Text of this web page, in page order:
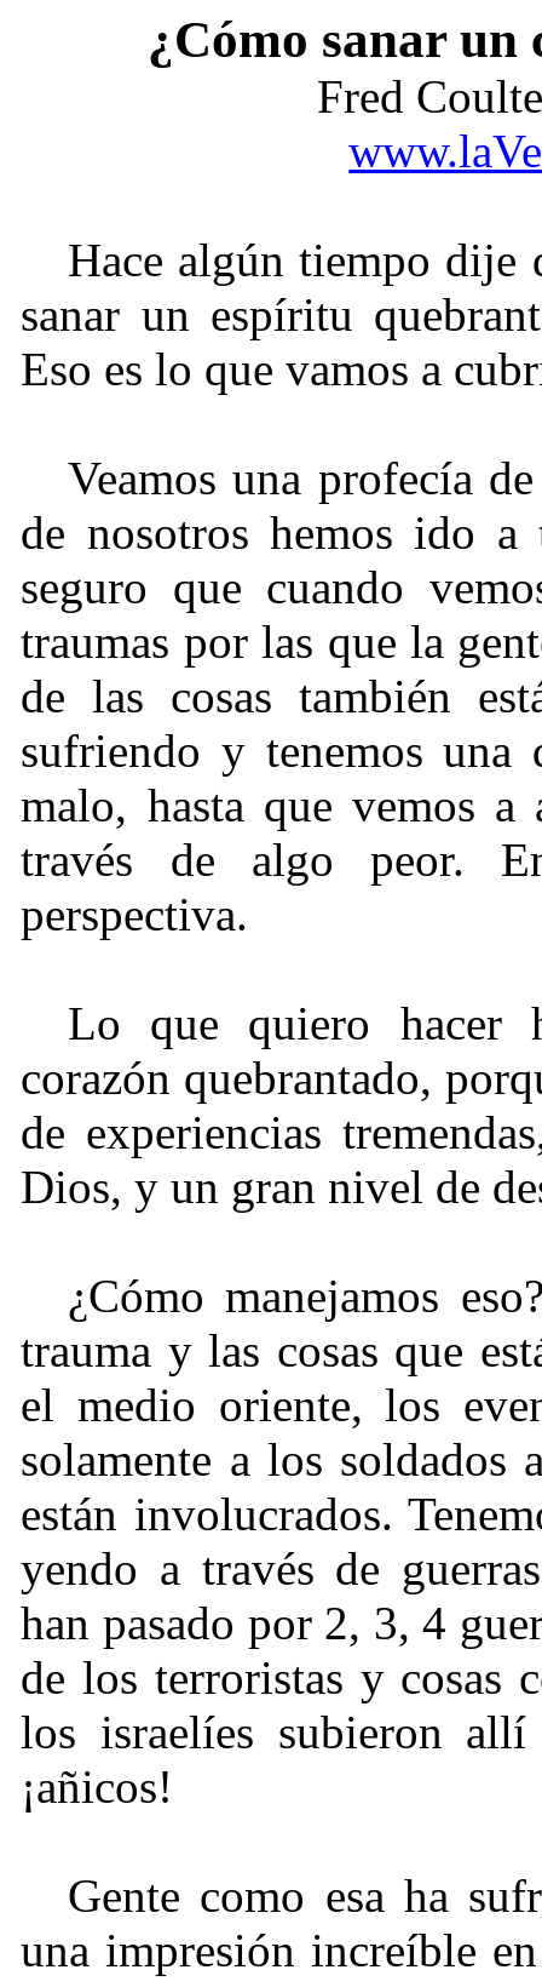
¿Cómo sanar un
Fred
Hace algún tiempo dije
sanar un espíritu
Eso es lo que vamos a
Veamos una profecía
de nosotros hemos ido a
seguro que cuando
traumas por las que la
de las cosas también
sufriendo y tenemos una
malo, hasta que vemos
través de algo peor.
perspectiva.
Lo que quiero hacer
corazón quebrantado,
de experiencias
Dios, y un gran nivel de
¿Cómo manejamos
trauma y las cosas que
el medio oriente, los
solamente a los soldados
están involucrados.
yendo a través de
han pasado por 2, 3, 4
de los terroristas y cosas
los israelíes subieron
¡añicos!
Gente como esa ha
una impresión increíble